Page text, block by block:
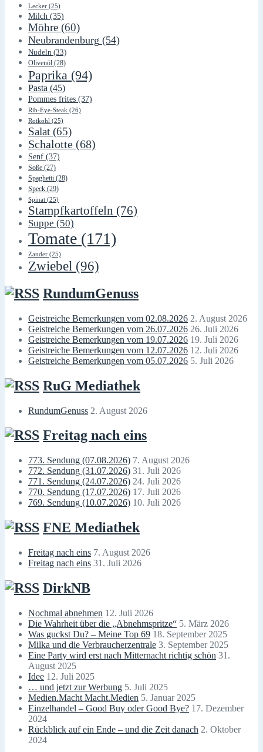
Lecker (25)
Milch (35)
Möhre (60)
Neubrandenburg (54)
Nudeln (33)
Olivenöl (28)
Paprika (94)
Pasta (45)
Pommes frites (37)
Rib-Eye-Steak (26)
Rotkohl (25)
Salat (65)
Schalotte (68)
Senf (37)
Soße (27)
Spaghetti (28)
Speck (29)
Spinat (25)
Stampfkartoffeln (76)
Suppe (50)
Tomate (171)
Zander (25)
Zwiebel (96)
RundumGenuss
Geistreiche Bemerkungen vom 02.08.2026 2. August 2026
Geistreiche Bemerkungen vom 26.07.2026 26. Juli 2026
Geistreiche Bemerkungen vom 19.07.2026 19. Juli 2026
Geistreiche Bemerkungen vom 12.07.2026 12. Juli 2026
Geistreiche Bemerkungen vom 05.07.2026 5. Juli 2026
RuG Mediathek
RundumGenuss 2. August 2026
Freitag nach eins
773. Sendung (07.08.2026) 7. August 2026
772. Sendung (31.07.2026) 31. Juli 2026
771. Sendung (24.07.2026) 24. Juli 2026
770. Sendung (17.07.2026) 17. Juli 2026
769. Sendung (10.07.2026) 10. Juli 2026
FNE Mediathek
Freitag nach eins 7. August 2026
Freitag nach eins 31. Juli 2026
DirkNB
Nochmal abnehmen 12. Juli 2026
Die Wahrheit über die „Abnehmspritze“ 5. März 2026
Was guckst Du? – Meine Top 69 18. September 2025
Milka und die Verbraucherzentrale 3. September 2025
Eine Party wird erst nach Mitternacht richtig schön 31.
August 2025
Idee 12. Juli 2025
… und jetzt zur Werbung 5. Juli 2025
Medien.Macht Macht.Medien 5. Januar 2025
Einzelhandel – Good Buy oder Good Bye? 17. Dezember
2024
Rückblick auf ein Ende – und die Zeit danach 2. Oktober
2024